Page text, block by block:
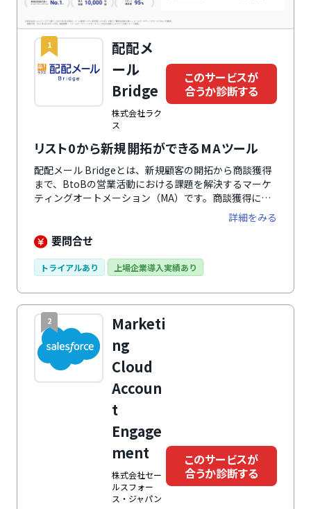
1
配配メ
ール
Bridge
株式会社ラク
ス
このサービスが
合うか診断する
リスト0から新規開拓ができるMAツール
配配メール Bridgeとは、新規顧客の開拓から商談獲得
まで、BtoBの営業活動における課題を解決するマーケ
ティングオートメーション（MA）です。商談獲得に特
化した機能や、シンプルな設定画面に加え、専任のスタ
ッフによる手厚い無償支援により、MAの導入がはじめ
ての企業でも安心して利用できます。ノウハウ提供によ
成功事例や要望を取り入れてサービスを改善することで
詳細をみる
要問合せ
トライアルあり 上場企業導入実績あり
2
Marketi
ng
Cloud
Accoun
t
Engage
ment
株式会社セー
ルスフォー
ス・ジャパン
このサービスが
合うか診断する